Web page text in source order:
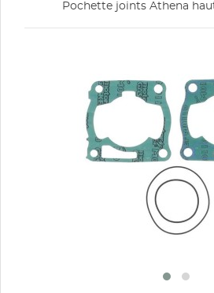
Pochette joints Athena